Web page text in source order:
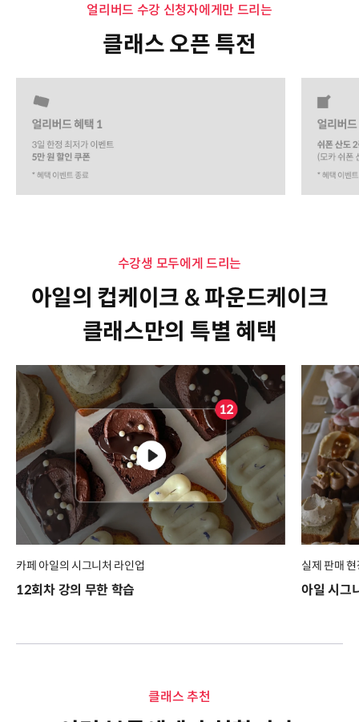
얼리버드 수강 신청자에게만 드리는
클래스 오픈 특전
수강생 모두에게 드리는
아일의 컵케이크 & 파운드케이크
클래스만의 특별 혜택
카페 아일의 시그니처 라인업
12회차 강의 무한 학습
실제 판매
아일 시그
클래스 추천